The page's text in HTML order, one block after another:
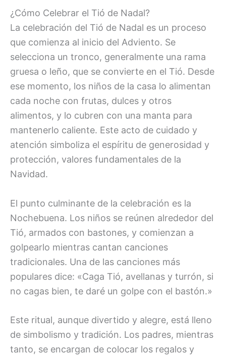
¿Cómo Celebrar el Tió de Nadal?
La celebración del Tió de Nadal es un proceso
que comienza al inicio del Adviento. Se
selecciona un tronco, generalmente una rama
gruesa o leño, que se convierte en el Tió. Desde
ese momento, los niños de la casa lo alimentan
cada noche con frutas, dulces y otros
alimentos, y lo cubren con una manta para
mantenerlo caliente. Este acto de cuidado y
atención simboliza el espíritu de generosidad y
protección, valores fundamentales de la
Navidad.
El punto culminante de la celebración es la
Nochebuena. Los niños se reúnen alrededor del
Tió, armados con bastones, y comienzan a
golpearlo mientras cantan canciones
tradicionales. Una de las canciones más
populares dice: «Caga Tió, avellanas y turrón, si
no cagas bien, te daré un golpe con el bastón.»
Este ritual, aunque divertido y alegre, está lleno
de simbolismo y tradición. Los padres, mientras
tanto, se encargan de colocar los regalos y